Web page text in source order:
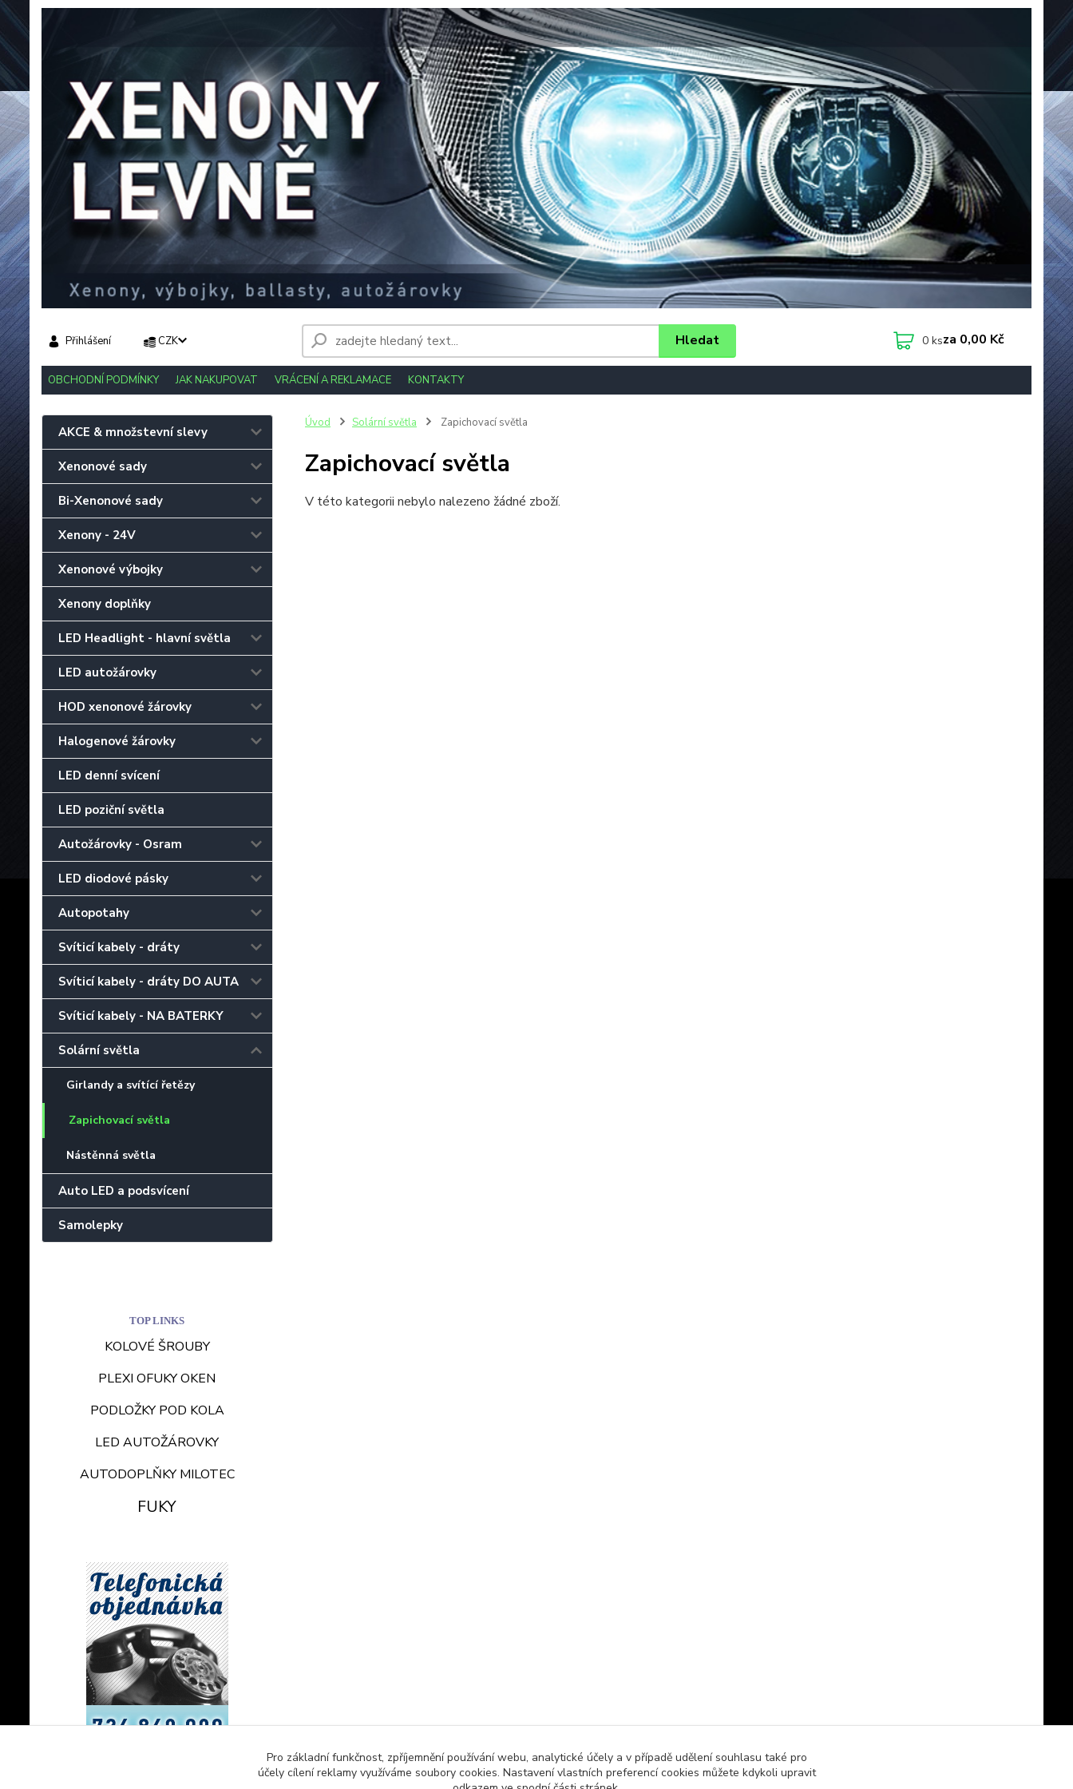
OBCHODNÍ PODMÍNKY JAK NAKUPOVAT VRÁCENÍ A REKLAMACE KONTAKTY
CZK
Přihlášení Hledat 0ksza 0,00 Kč
AKCE & množstevní slevy
Xenonové sady
Bi-Xenonové sady
Xenony - 24V
Xenonové výbojky
Xenony doplňky
LED Headlight - hlavní světla
LED autožárovky
HOD xenonové žárovky
Halogenové žárovky
LED denní svícení
LED poziční světla
Autožárovky - Osram
LED diodové pásky
Autopotahy
Svíticí kabely - dráty
Svíticí kabely - dráty DO AUTA
Svíticí kabely - NA BATERKY
Solární světla
Girlandy a svítící řetězy
Zapichovací světla
Nástěnná světla
Auto LED a podsvícení
Samolepky
TOP LINKS
KOLOVÉ ŠROUBY
PLEXI OFUKY OKEN
PODLOŽKY POD KOLA
LED AUTOŽÁROVKY
AUTODOPLŇKY MILOTEC
FUKY
Úvod Solární světla Zapichovací světla
Zapichovací světla
V této kategorii nebylo nalezeno žádné zboží.
Pro základní funkčnost, zpříjemnění používání webu, analytické účely a v případě udělení souhlasu také pro
účely cílení reklamy využíváme soubory cookies. Nastavení vlastních preferencí cookies můžete kdykoli upravit